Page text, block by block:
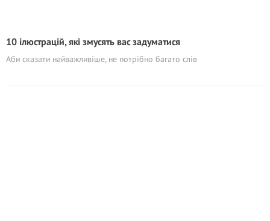
10 ілюстрацій, які змусять вас задуматися
Аби сказати найважливіше, не потрібно багато слів